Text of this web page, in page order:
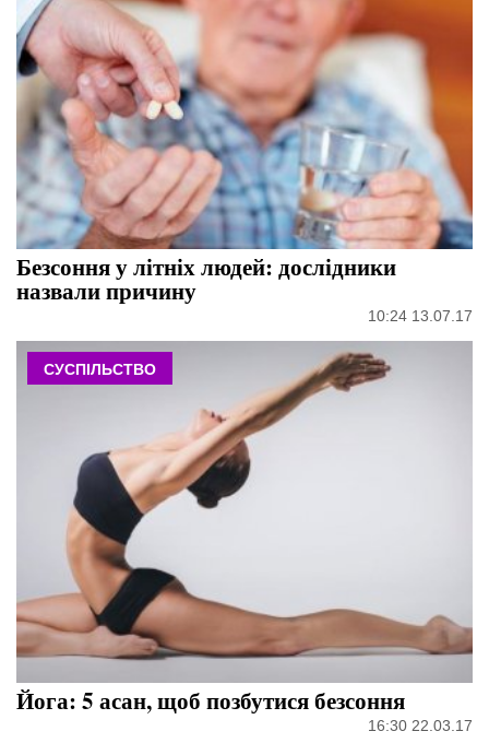
Безсоння у літніх людей: дослідники
назвали причину
10:24 13.07.17
СУСПІЛЬСТВО
Йога: 5 асан, щоб позбутися безсоння
16:30 22.03.17